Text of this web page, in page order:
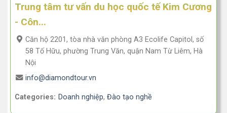
Trung tâm tư vấn du học quốc tế Kim Cương
- Côn...
Căn hộ 2201, tòa nhà văn phòng A3 Ecolife Capitol, số
58 Tố Hữu, phường Trung Văn, quận Nam Từ Liêm, Hà
Nội
info@diamondtour.vn
Categories: Doanh nghiệp, Đào tạo nghề